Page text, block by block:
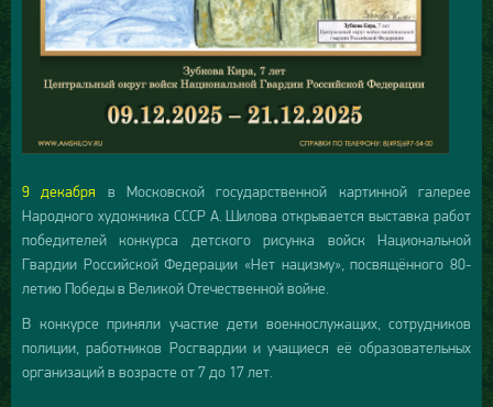
9 декабря в Московской государственной картинной галерее
Народного художника СССР А. Шилова открывается выставка работ
победителей конкурса детского рисунка войск Национальной
Гвардии Российской Федерации «Нет нацизму», посвящённого 80-
летию Победы в Великой Отечественной войне.
В конкурсе приняли участие дети военнослужащих, сотрудников
полиции, работников Росгвардии и учащиеся её образовательных
организаций в возрасте от 7 до 17 лет.